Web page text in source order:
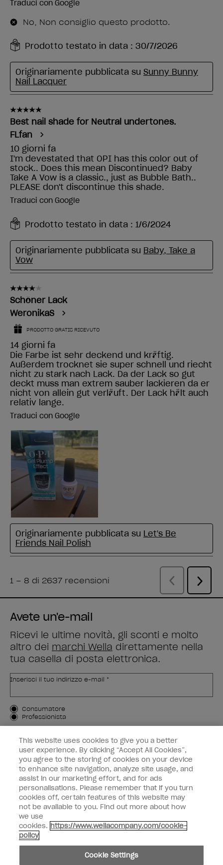
Avete un'e-mail
Ricevi le ultime novità, gli sconti e molto
altro dei marchi Wella direttamente nella
tua casella di posta elettronica.
Inserisci il tuo indirizzo e-mail *
Tipo di cliente
Consumatore
Professionista
ISCRIVIMI
Informazioni per i clienti
OPI & voi
instagramfacebook
This website uses cookies to give you a better
user experience. By clicking “Accept All Cookies”,
you agree to the storing of cookies on your device
to enhance site navigation, analyze site usage, and
assist in our marketing effort, and for ads
personalisations. Please remember that if you turn
cookies off, certain features of this website may
not be available to you. Find out more about how
we use
cookies. https://www.wellacompany.com/cookie-
policy
Cookie Settings